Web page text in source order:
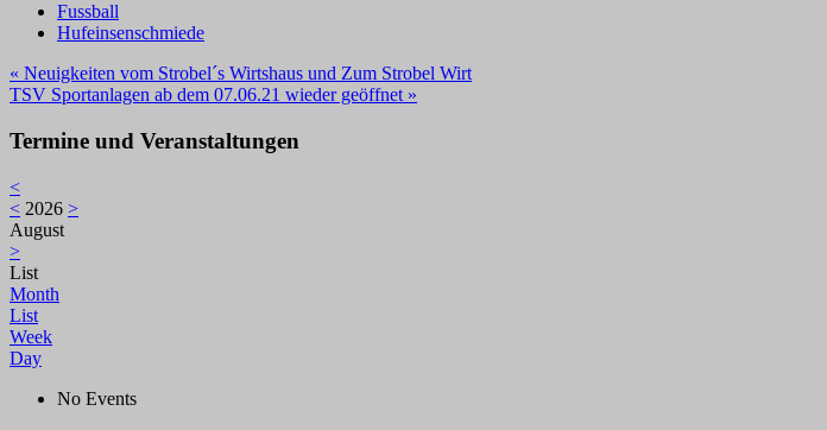
Fussball
Hufeinsenschmiede
Beitragsnavigation
« Neuigkeiten vom Strobel´s Wirtshaus und Zum Strobel Wirt
TSV Sportanlagen ab dem 07.06.21 wieder geöffnet »
Termine und Veranstaltungen
<
< 2026 >
August
>
List
Month
List
Week
Day
No Events